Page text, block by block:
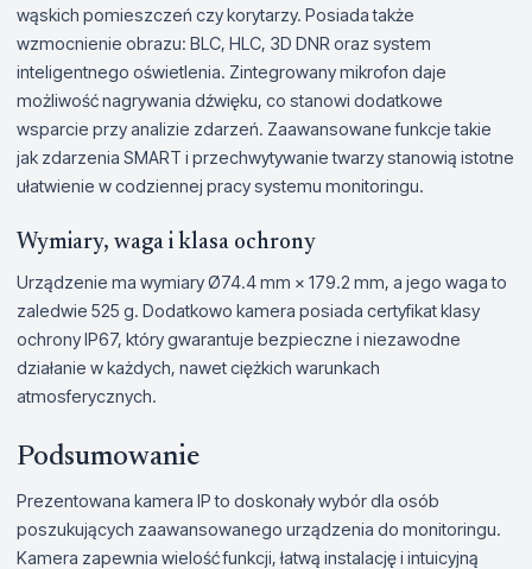
wąskich pomieszczeń czy korytarzy. Posiada także
wzmocnienie obrazu: BLC, HLC, 3D DNR oraz system
inteligentnego oświetlenia. Zintegrowany mikrofon daje
możliwość nagrywania dźwięku, co stanowi dodatkowe
wsparcie przy analizie zdarzeń. Zaawansowane funkcje takie
jak zdarzenia SMART i przechwytywanie twarzy stanowią istotne
ułatwienie w codziennej pracy systemu monitoringu.
Wymiary, waga i klasa ochrony
Urządzenie ma wymiary Ø74.4 mm × 179.2 mm, a jego waga to
zaledwie 525 g. Dodatkowo kamera posiada certyfikat klasy
ochrony IP67, który gwarantuje bezpieczne i niezawodne
działanie w każdych, nawet ciężkich warunkach
atmosferycznych.
Podsumowanie
Prezentowana kamera IP to doskonały wybór dla osób
poszukujących zaawansowanego urządzenia do monitoringu.
Kamera zapewnia wielość funkcji, łatwą instalację i intuicyjną